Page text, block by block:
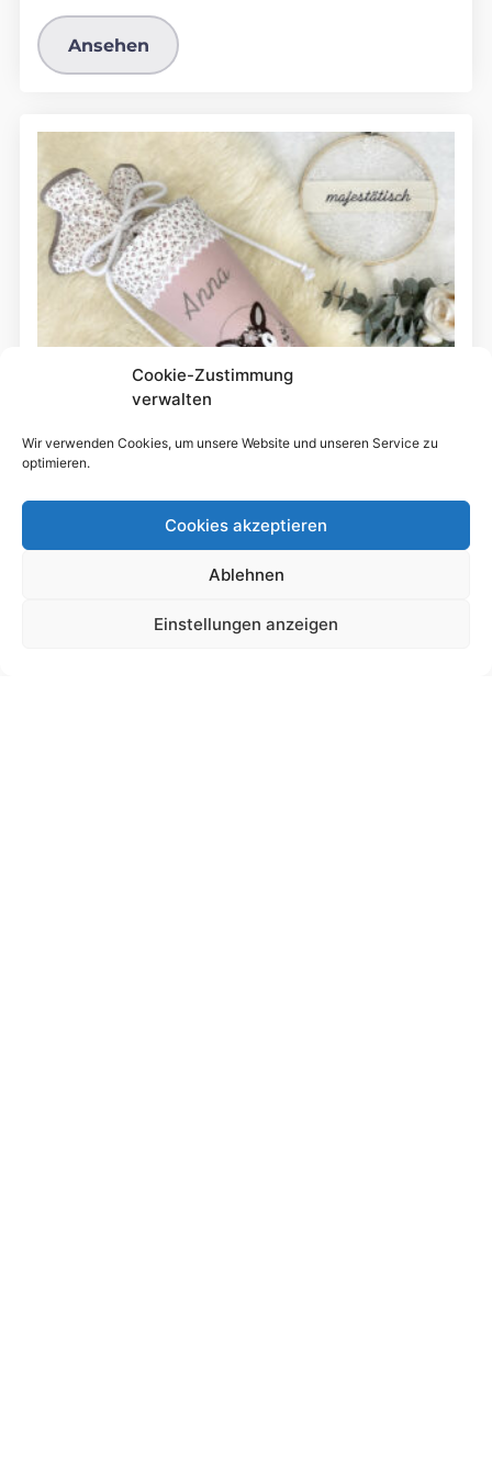
Cookie-Zustimmung
verwalten
Wir verwenden Cookies, um unsere Website und unseren Service zu
optimieren.
Cookies akzeptieren
Ablehnen
Einstellungen anzeigen
Ansehen
Schultütendesign „Anna“ Reh